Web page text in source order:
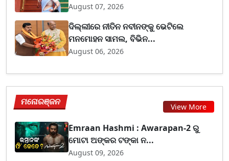
August 07, 2026
ଦିଲ୍ଲୀରେ ନୀତିନ ନବୀନଙ୍କୁ ଭେଟିଲେ
ମନମୋହନ ସାମଲ, ବିଭିନ...
August 06, 2026
ମନୋରଞ୍ଜନ View More
Emraan Hashmi : Awarapan-2 ରୁ
ମୋଟା ଅଙ୍କର ଟଙ୍କା ନ...
August 09, 2026